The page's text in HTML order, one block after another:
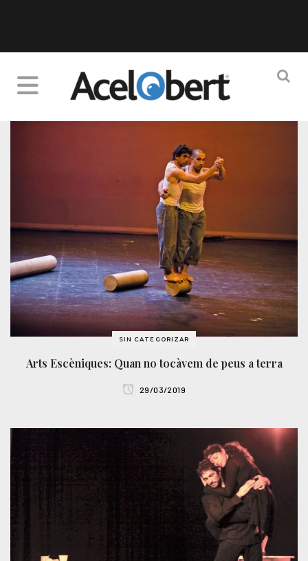
SIN CATEGORIZAR
Arts Escèniques: Quan no tocàvem de peus a terra
29/03/2019